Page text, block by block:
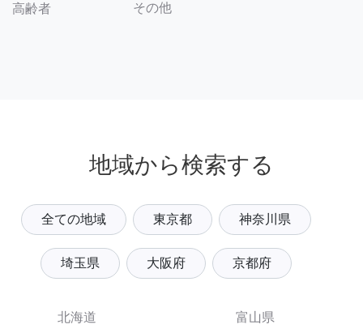
高齢者 その他
地域から検索する
全ての地域 東京都 神奈川県
埼玉県 大阪府 京都府
北海道
富山県